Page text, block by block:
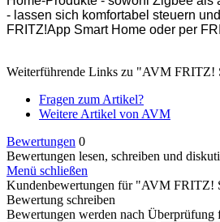
- lassen sich komfortabel steuern
FRITZ!App Smart Home oder per
Weiterführende Links zu "AVM FRITZ!
Fragen zum Artikel?
Weitere Artikel von AVM
Bewertungen 0
Bewertungen lesen, schreiben und
Menü schließen
Kundenbewertungen für "AVM FRITZ!
Bewertung schreiben
Bewertungen werden nach Überprüfung